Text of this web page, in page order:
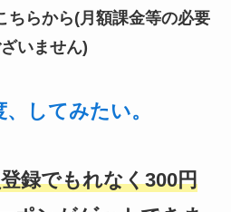
ちらから(月額課金等の必要
いません)
、してみたい。
録でもれなく300円